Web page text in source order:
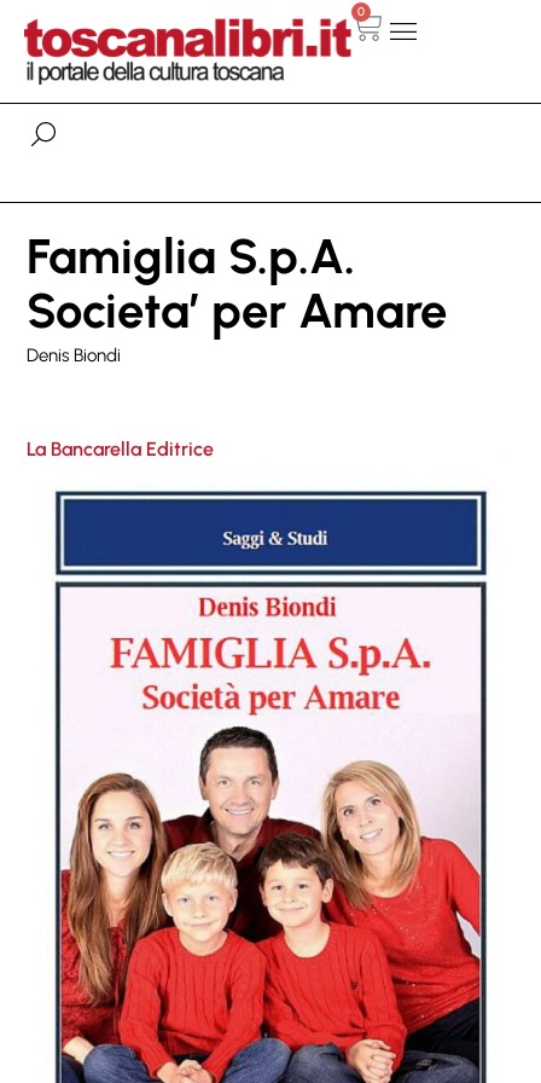
0
Famiglia S.p.A.
Societa’ per Amare
Denis Biondi
La Bancarella Editrice